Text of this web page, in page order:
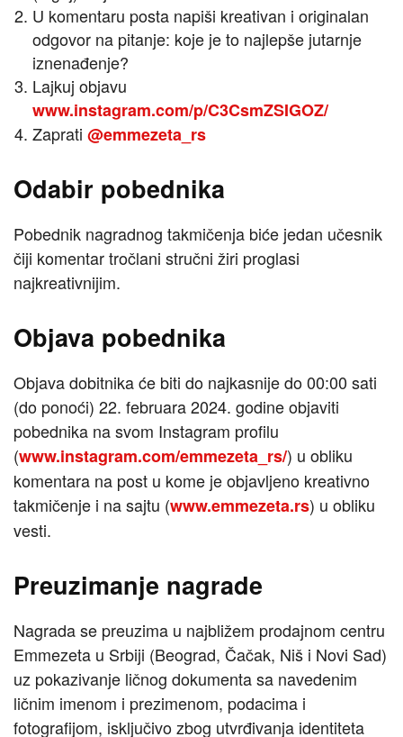
U komentaru posta napiši kreativan i originalan
odgovor na pitanje: koje je to najlepše jutarnje
iznenađenje?
Lajkuj objavu
www.instagram.com/p/C3CsmZSIGOZ/
Zaprati @emmezeta_rs
Odabir pobednika
Pobednik nagradnog takmičenja biće jedan učesnik
čiji komentar tročlani stručni žiri proglasi
najkreativnijim.
Objava pobednika
Objava dobitnika će biti do najkasnije do 00:00 sati
(do ponoći) 22. februara 2024. godine objaviti
pobednika na svom Instagram profilu
(www.instagram.com/emmezeta_rs/) u obliku
komentara na post u kome je objavljeno kreativno
takmičenje i na sajtu (www.emmezeta.rs) u obliku
vesti.
Preuzimanje nagrade
Nagrada se preuzima u najbližem prodajnom centru
Emmezeta u Srbiji (Beograd, Čačak, Niš i Novi Sad)
uz pokazivanje ličnog dokumenta sa navedenim
ličnim imenom i prezimenom, podacima i
fotografijom, isključivo zbog utvrđivanja identiteta